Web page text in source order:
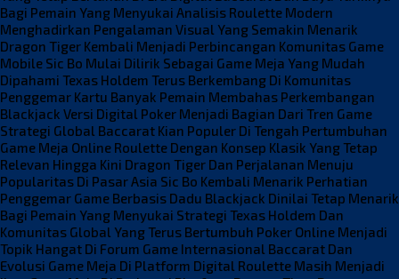
Bagi Pemain Yang Menyukai Analisis Roulette Modern
Menghadirkan Pengalaman Visual Yang Semakin Menarik
Dragon Tiger Kembali Menjadi Perbincangan Komunitas Game
Mobile Sic Bo Mulai Dilirik Sebagai Game Meja Yang Mudah
Dipahami Texas Holdem Terus Berkembang Di Komunitas
Penggemar Kartu Banyak Pemain Membahas Perkembangan
Blackjack Versi Digital Poker Menjadi Bagian Dari Tren Game
Strategi Global Baccarat Kian Populer Di Tengah Pertumbuhan
Game Meja Online Roulette Dengan Konsep Klasik Yang Tetap
Relevan Hingga Kini Dragon Tiger Dan Perjalanan Menuju
Popularitas Di Pasar Asia Sic Bo Kembali Menarik Perhatian
Penggemar Game Berbasis Dadu Blackjack Dinilai Tetap Menarik
Bagi Pemain Yang Menyukai Strategi Texas Holdem Dan
Komunitas Global Yang Terus Bertumbuh Poker Online Menjadi
Topik Hangat Di Forum Game Internasional Baccarat Dan
Evolusi Game Meja Di Platform Digital Roulette Masih Menjadi